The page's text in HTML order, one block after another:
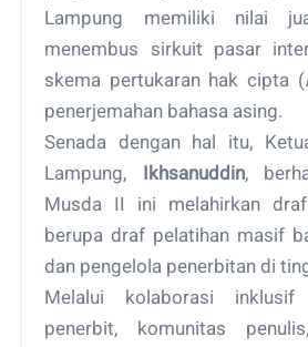
Lampung memiliki nilai
menembus sirkuit pasar
skema pertukaran hak cipta (
penerjemahan bahasa asing.
Senada dengan hal itu,
Lampung,
Ikhsanuddin,
Musda II ini melahirkan
berupa draf pelatihan masif
dan pengelola penerbitan di
Melalui kolaborasi
penerbit, komunitas